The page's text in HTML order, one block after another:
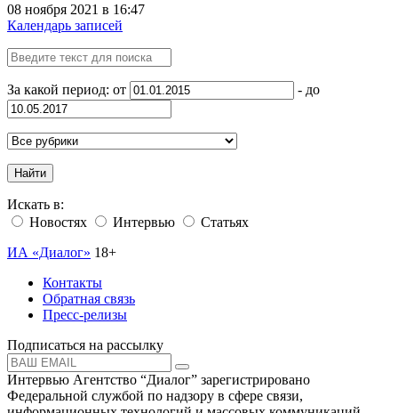
08 ноября 2021 в 16:47
Календарь записей
За какой период: от - до
Найти
Искать в:
Новостях
Интервью
Статьях
ИА «Диалог» 18+
Контакты
Обратная связь
Пресс-релизы
Подписаться на рассылку
Интервью Агентство “Диалог” зарегистрировано
Федеральной службой по надзору в сфере связи,